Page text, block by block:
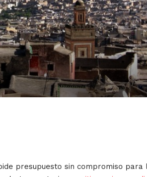
presupuesto sin compromiso para